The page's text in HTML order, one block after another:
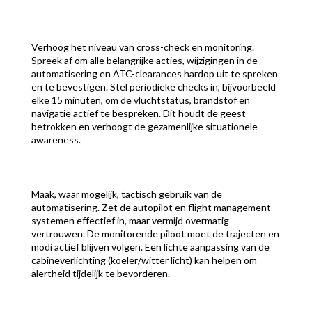
Verhoog het niveau van cross-check en monitoring.
Spreek af om alle belangrijke acties, wijzigingen in de
automatisering en ATC-clearances hardop uit te spreken
en te bevestigen. Stel periodieke checks in, bijvoorbeeld
elke 15 minuten, om de vluchtstatus, brandstof en
navigatie actief te bespreken. Dit houdt de geest
betrokken en verhoogt de gezamenlijke situationele
awareness.
Maak, waar mogelijk, tactisch gebruik van de
automatisering. Zet de autopilot en flight management
systemen effectief in, maar vermijd overmatig
vertrouwen. De monitorende piloot moet de trajecten en
modi actief blijven volgen. Een lichte aanpassing van de
cabineverlichting (koeler/witter licht) kan helpen om
alertheid tijdelijk te bevorderen.